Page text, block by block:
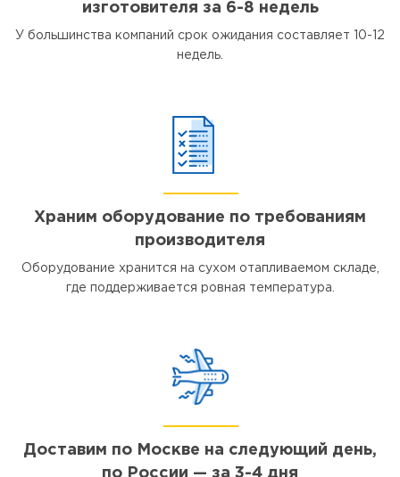
изготовителя за 6-8 недель
У большинства компаний срок ожидания составляет 10-12
недель.
Храним оборудование по требованиям
производителя
Оборудование хранится на сухом отапливаемом складе,
где поддерживается ровная температура.
Доставим по Москве на следующий день,
по России — за 3-4 дня